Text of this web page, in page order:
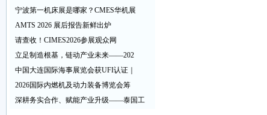
宁波第一机床展是哪家？CMES华机展
AMTS 2026 展后报告新鲜出炉
请查收！CIMES2026参展观众网
立足制造根基，链动产业未来——202
中国大连国际海事展览会获UFI认证｜
2026国际内燃机及动力装备博览会筹
深耕务实合作、赋能产业升级——泰国工